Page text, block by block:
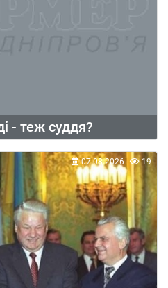
- теж суддя?
07.08.2026 19